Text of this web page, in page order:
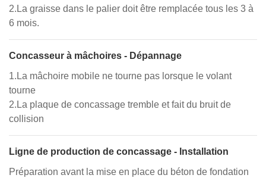
2.La graisse dans le palier doit être remplacée tous les 3 à
6 mois.
Concasseur à mâchoires - Dépannage
1.La mâchoire mobile ne tourne pas lorsque le volant
tourne
2.La plaque de concassage tremble et fait du bruit de
collision
Ligne de production de concassage - Installation
Préparation avant la mise en place du béton de fondation